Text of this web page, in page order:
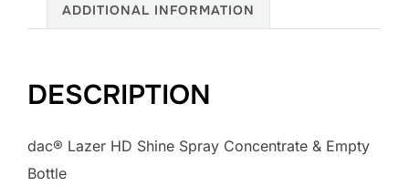
ADDITIONAL INFORMATION
DESCRIPTION
dac® Lazer HD Shine Spray Concentrate & Empty
Bottle